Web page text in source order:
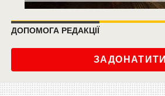
ДОПОМОГА РЕДАКЦІЇ
ЗАДОНАТИТИ